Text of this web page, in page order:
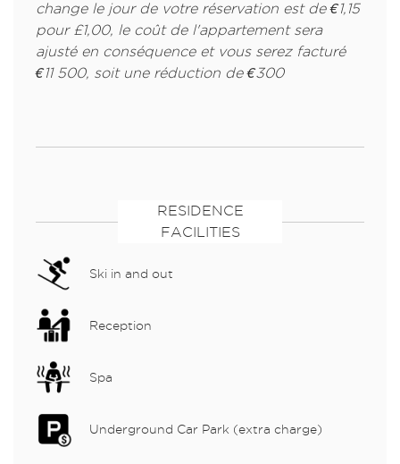
change le jour de votre réservation est de €1,15
pour £1,00, le coût de l'appartement sera
ajusté en conséquence et vous serez facturé
€11 500, soit une réduction de €300
RESIDENCE
FACILITIES
Ski in and out
Reception
Spa
Underground Car Park (extra charge)